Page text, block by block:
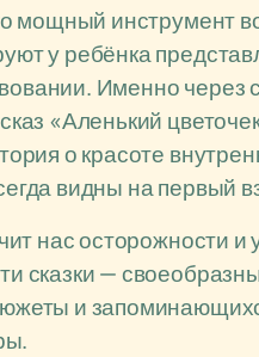
мощный инструмент
у ребёнка
Именно через
«Аленький
о красоте
видны на первый
нас осторожности
сказки —
и